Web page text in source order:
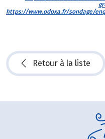
https://www.odoxa.fr/sondage/
Retour à la liste